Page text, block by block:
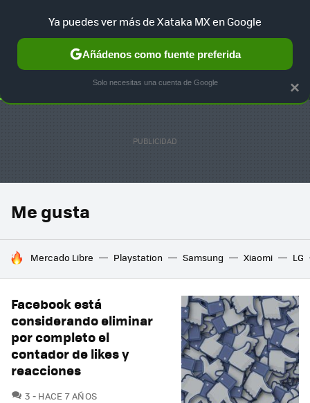
SELECCIÓN GAMING HOME AUTO TERRITORIO
Me gusta
HOY SE HABLA DE
Mercado Libre Playstation Samsung Xiaomi LG
Facebook está
considerando eliminar
por completo el
contador de likes y
reacciones
3 COMENTARIOS
HACE 7 AÑOS
×
Ya puedes ver más de Xataka MX en Google
Añádenos como fuente preferida
Solo necesitas una cuenta de Google